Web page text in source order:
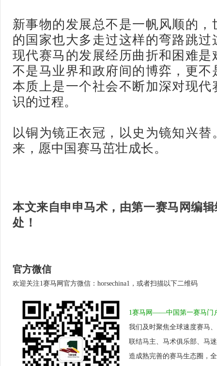
新事物的发展总不是一帆风顺的
的国家也大多走过这样的弯路跳
现代赛马的发展经历曲折和困难
不是马业界和政府间的博弈，更
本质上是一个社会不断加深对现
识的过程。
以铜为镜正衣冠，以史为镜知兴替
来，愿中国赛马茁壮成长。
本文来自申申马术，由第一赛马网编
处！
官方微信
欢迎关注1赛马网官方微信：horsechina1，或者扫描以下二维码
1赛马网——中国第一赛马门
我们及时聚焦全球速度赛马
联结马主、马术俱乐部、马
造成熟完善的赛马生态圈，